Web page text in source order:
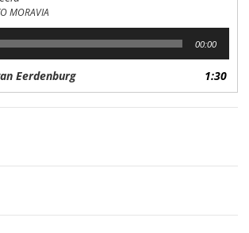
MORAVIA
00:00
Eerdenburg 1:30